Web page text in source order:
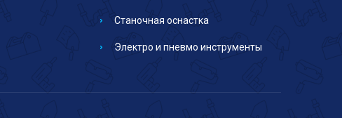
Станочная оснастка
Электро и пневмо инструменты